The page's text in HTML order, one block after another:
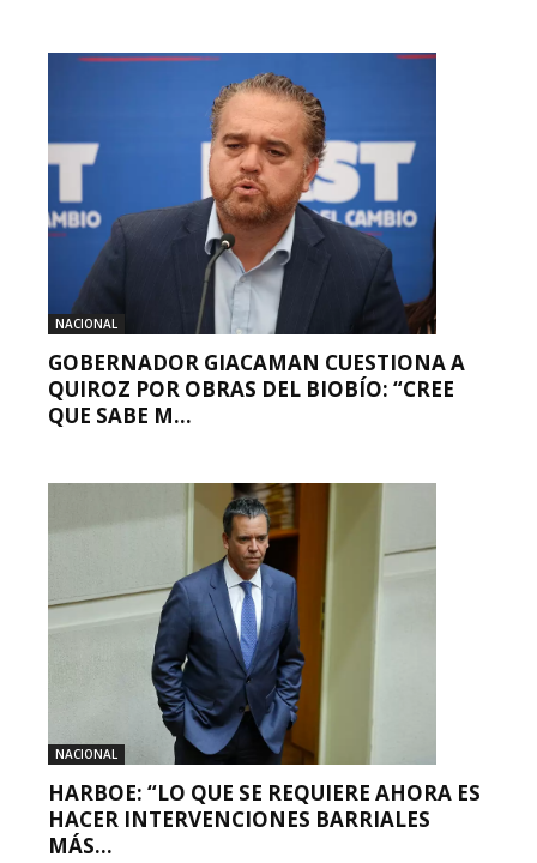
NACIONAL
GOBERNADOR GIACAMAN CUESTIONA A
QUIROZ POR OBRAS DEL BIOBÍO: “CREE
QUE SABE M...
NACIONAL
HARBOE: “LO QUE SE REQUIERE AHORA ES
HACER INTERVENCIONES BARRIALES
MÁS...